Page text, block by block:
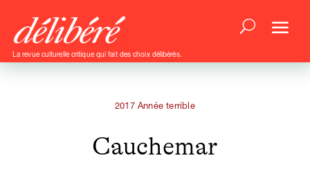
La revue culturelle critique qui fait des choix délibérés.
2017 Année terrible
Cauchemar